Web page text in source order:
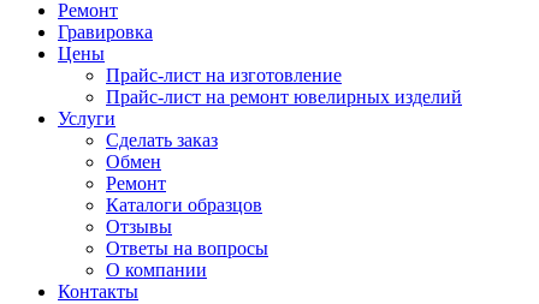
Ремонт
Гравировка
Цены
Прайс-лист на изготовление
Прайс-лист на ремонт ювелирных изделий
Услуги
Сделать заказ
Обмен
Ремонт
Каталоги образцов
Отзывы
Ответы на вопросы
О компании
Контакты